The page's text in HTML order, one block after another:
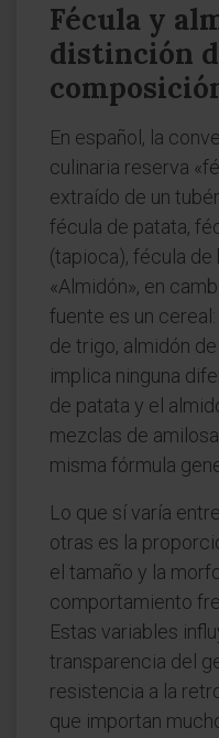
Fécula y
distinción
En español, la
culinaria reserva
extraído de un
fécula de patata,
(tapioca), fécula de
«Almidón», en
fuente es un
de trigo, almidón
implica ninguna
de patata y el
mezclas de
misma fórmula
Lo que sí varía
otras es la
el tamaño y la
comportamiento
Estas variables
transparencia del
resistencia a la
que importan